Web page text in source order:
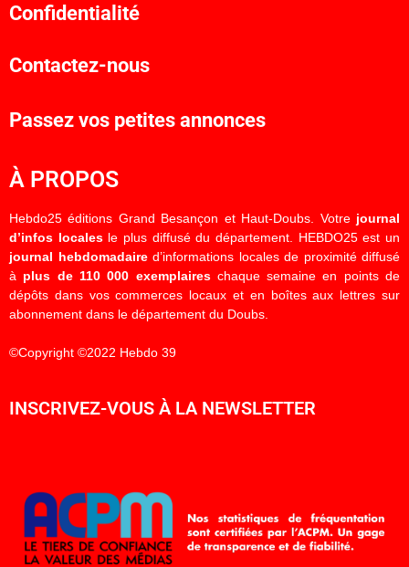
Confidentialité
Contactez-nous
Passez vos petites annonces
À PROPOS
Hebdo25 éditions Grand Besançon et Haut-Doubs. Votre journal
d’infos localesle plus diffusé du département. HEBDO25 est un
journal hebdomadaired’informations locales de proximité diffusé
à plus de 110 000 exemplaireschaque semaine en points de
dépôts dans vos commerces locaux et en boîtes aux lettres sur
abonnement dans le département du Doubs.
©Copyright ©2022 Hebdo 39
INSCRIVEZ-VOUS À LA NEWSLETTER